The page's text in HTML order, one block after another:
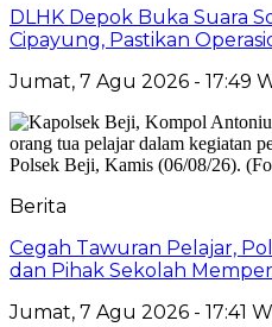
DLHK Depok Buka Suara
Cipayung, Pastikan
Jumat, 7 Agu 2026 - 17:49
Berita
Cegah Tawuran Pelajar,
dan Pihak Sekolah
Jumat, 7 Agu 2026 - 17:41